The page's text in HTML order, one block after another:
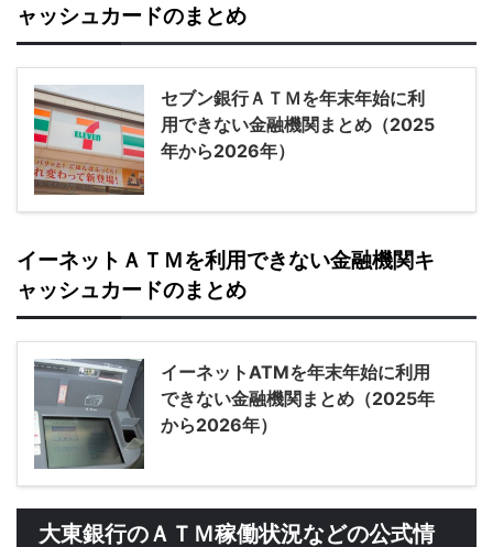
ャッシュカードのまとめ
セブン銀行ＡＴＭを年末年始に利
用できない金融機関まとめ（2025
年から2026年）
イーネットＡＴＭを利用できない金融機関キ
ャッシュカードのまとめ
イーネットATMを年末年始に利用
できない金融機関まとめ（2025年
から2026年）
大東銀行のＡＴＭ稼働状況などの公式情